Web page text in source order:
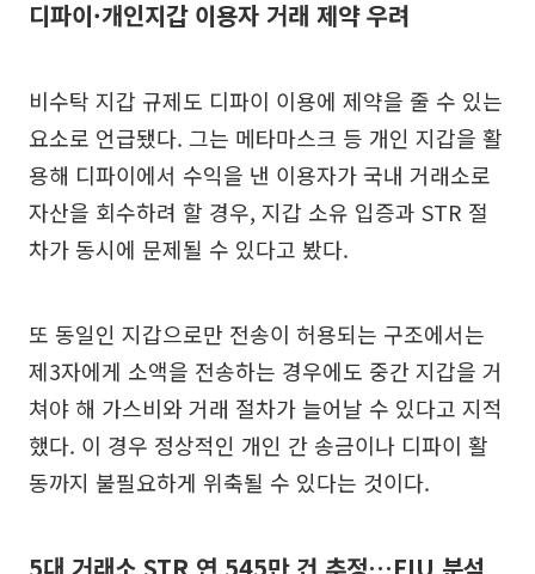
디파이·개인지갑 이용자 거래 제약 우려
비수탁 지갑 규제도 디파이 이용에 제약을 줄 수 있는
요소로 언급됐다. 그는 메타마스크 등 개인 지갑을 활
용해 디파이에서 수익을 낸 이용자가 국내 거래소로
자산을 회수하려 할 경우, 지갑 소유 입증과 STR 절
차가 동시에 문제될 수 있다고 봤다.
또 동일인 지갑으로만 전송이 허용되는 구조에서는
제3자에게 소액을 전송하는 경우에도 중간 지갑을 거
쳐야 해 가스비와 거래 절차가 늘어날 수 있다고 지적
했다. 이 경우 정상적인 개인 간 송금이나 디파이 활
동까지 불필요하게 위축될 수 있다는 것이다.
5대 거래소 STR 연 545만 건 추정…FIU 분석